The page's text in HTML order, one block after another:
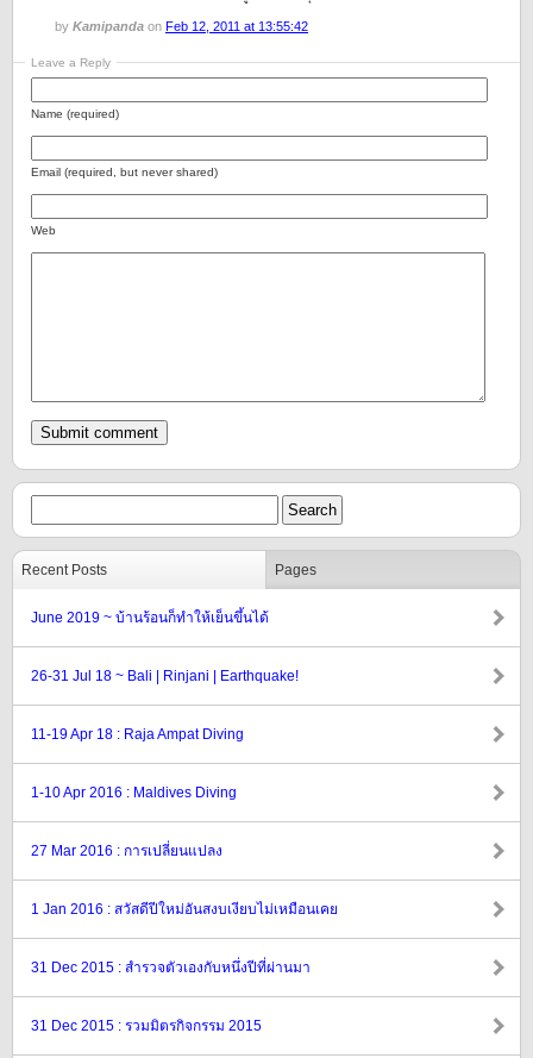
by Kamipanda on Feb 12, 2011 at 13:55:42
Leave a Reply
Name (required)
Email (required, but never shared)
Web
Recent Posts Pages
June 2019 ~ บ้านร้อนก็ทำให้เย็นขึ้นได้
26-31 Jul 18 ~ Bali | Rinjani | Earthquake!
11-19 Apr 18 : Raja Ampat Diving
1-10 Apr 2016 : Maldives Diving
27 Mar 2016 : การเปลี่ยนแปลง
1 Jan 2016 : สวัสดีปีใหม่อันสงบเงียบไม่เหมือนเคย
31 Dec 2015 : สำรวจตัวเองกับหนึ่งปีที่ผ่านมา
31 Dec 2015 : รวมมิตรกิจกรรม 2015